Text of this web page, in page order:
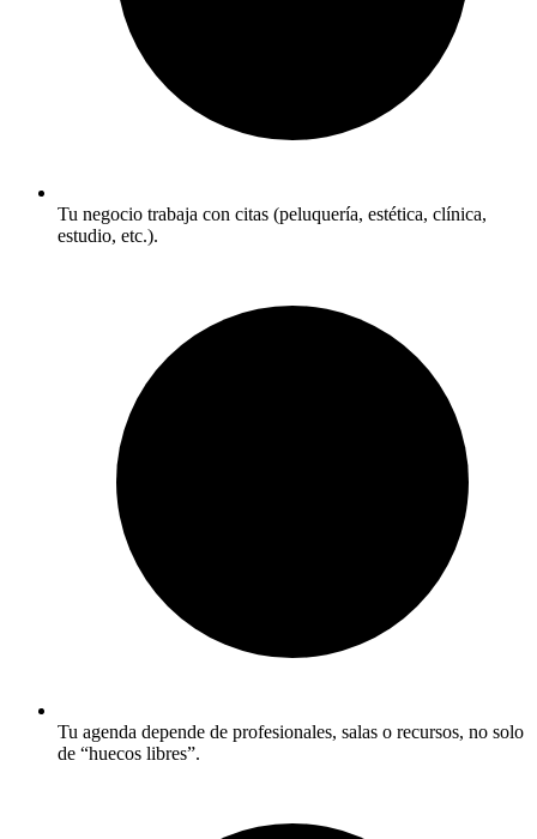
Tu negocio trabaja con citas (peluquería, estética, clínica,
estudio, etc.).
Tu agenda depende de profesionales, salas o recursos, no solo
de “huecos libres”.